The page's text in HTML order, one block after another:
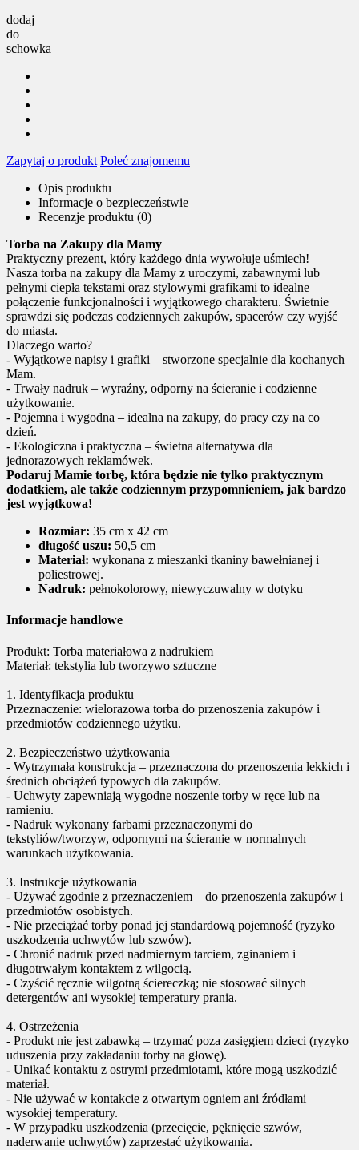
dodaj
do
schowka
Zapytaj o produkt Poleć znajomemu
Opis produktu
Informacje o bezpieczeństwie
Recenzje produktu (0)
Torba na Zakupy dla Mamy
Praktyczny prezent, który każdego dnia wywołuje uśmiech!
Nasza torba na zakupy dla Mamy z uroczymi, zabawnymi lub
pełnymi ciepła tekstami oraz stylowymi grafikami to idealne
połączenie funkcjonalności i wyjątkowego charakteru. Świetnie
sprawdzi się podczas codziennych zakupów, spacerów czy wyjść
do miasta.
Dlaczego warto?
- Wyjątkowe napisy i grafiki – stworzone specjalnie dla kochanych
Mam.
- Trwały nadruk – wyraźny, odporny na ścieranie i codzienne
użytkowanie.
- Pojemna i wygodna – idealna na zakupy, do pracy czy na co
dzień.
- Ekologiczna i praktyczna – świetna alternatywa dla
jednorazowych reklamówek.
Podaruj Mamie torbę, która będzie nie tylko praktycznym
dodatkiem, ale także codziennym przypomnieniem, jak bardzo
jest wyjątkowa!
Rozmiar: 35 cm x 42 cm
długość uszu: 50,5 cm
Materiał: wykonana z mieszanki tkaniny bawełnianej i
poliestrowej.
Nadruk: pełnokolorowy, niewyczuwalny w dotyku
Informacje handlowe
Produkt: Torba materiałowa z nadrukiem
Materiał: tekstylia lub tworzywo sztuczne
1. Identyfikacja produktu
Przeznaczenie: wielorazowa torba do przenoszenia zakupów i
przedmiotów codziennego użytku.
2. Bezpieczeństwo użytkowania
- Wytrzymała konstrukcja – przeznaczona do przenoszenia lekkich i
średnich obciążeń typowych dla zakupów.
- Uchwyty zapewniają wygodne noszenie torby w ręce lub na
ramieniu.
- Nadruk wykonany farbami przeznaczonymi do
tekstyliów/tworzyw, odpornymi na ścieranie w normalnych
warunkach użytkowania.
3. Instrukcje użytkowania
- Używać zgodnie z przeznaczeniem – do przenoszenia zakupów i
przedmiotów osobistych.
- Nie przeciążać torby ponad jej standardową pojemność (ryzyko
uszkodzenia uchwytów lub szwów).
- Chronić nadruk przed nadmiernym tarciem, zginaniem i
długotrwałym kontaktem z wilgocią.
- Czyścić ręcznie wilgotną ściereczką; nie stosować silnych
detergentów ani wysokiej temperatury prania.
4. Ostrzeżenia
- Produkt nie jest zabawką – trzymać poza zasięgiem dzieci (ryzyko
uduszenia przy zakładaniu torby na głowę).
- Unikać kontaktu z ostrymi przedmiotami, które mogą uszkodzić
materiał.
- Nie używać w kontakcie z otwartym ogniem ani źródłami
wysokiej temperatury.
- W przypadku uszkodzenia (przecięcie, pęknięcie szwów,
naderwanie uchwytów) zaprzestać użytkowania.